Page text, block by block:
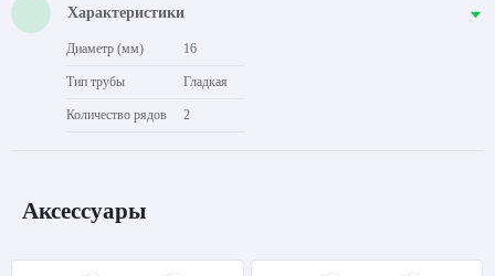
Характеристики
Диаметр (мм) 16
Тип трубы Гладкая
Количество рядов 2
Аксессуары